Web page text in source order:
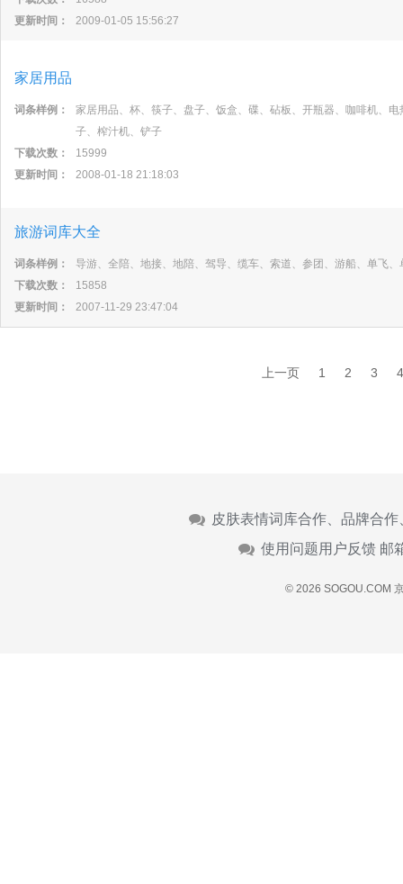
更新时间：
2009-01-05 15:56:27
家居用品
词条样例：
家居用品、杯、筷子、盘子、饭盒、碟、砧板、开瓶器、咖啡机、
子、榨汁机、铲子
下载次数：
15999
更新时间：
2008-01-18 21:18:03
旅游词库大全
词条样例：
导游、全陪、地接、地陪、驾导、缆车、索道、参团、游船、单飞
下载次数：
15858
更新时间：
2007-11-29 23:47:04
上一页 1 2 3 4
皮肤表情词库合作、品牌合
使用问题用户反馈 邮
© 2026 SOGOU.COM